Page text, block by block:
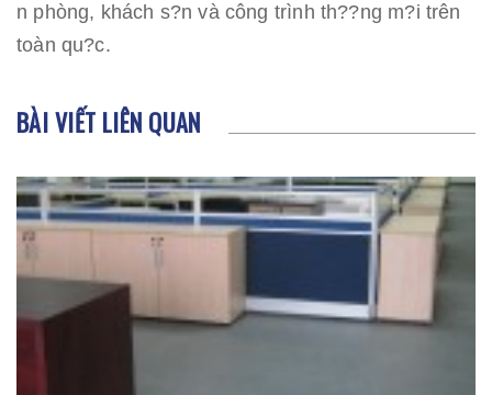
n phòng, khách s?n và công trình th??ng m?i trên
toàn qu?c.
BÀI VIẾT LIÊN QUAN